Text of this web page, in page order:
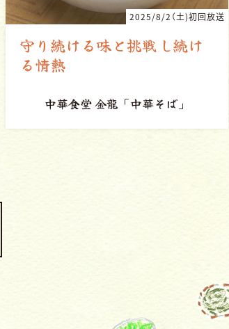
2025/5/3（土)初回放送
街の誇りに思ってもらえる
ように
コ・ビアン「ハンバーグ」